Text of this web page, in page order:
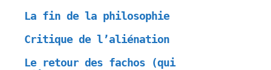
La fin de la philosophie
Critique de l’aliénation
Le retour des fachos (qui